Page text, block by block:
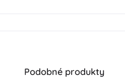
Podobné produkty